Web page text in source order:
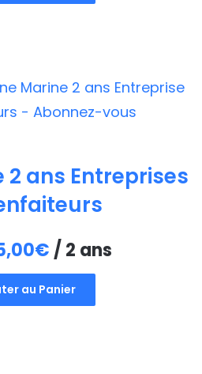
2 ans Entreprises
€Le
prix
actuel
/ 2 ans
au Panier